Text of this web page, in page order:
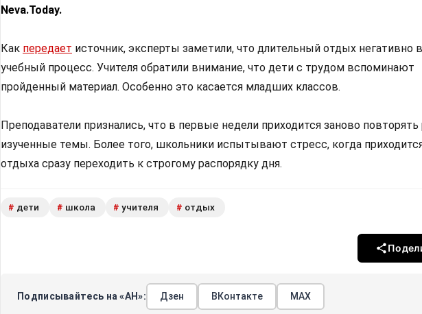
Neva.Today.
Как передает источник, эксперты заметили, что длительный отдых негативно
учебный процесс. Учителя обратили внимание, что дети с трудом вспоминают
пройденный материал. Особенно это касается младших классов.
Преподаватели признались, что в первые недели приходится заново повторять
изученные темы. Более того, школьники испытывают стресс, когда
отдыха сразу переходить к строгому распорядку дня.
# дети # школа # учителя # отдых
Подписывайтесь на «АН»: Дзен ВКонтакте МАХ